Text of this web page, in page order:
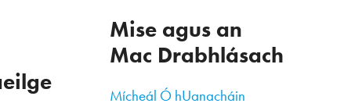
Mise agus an
Mac Drabhlásach
Mícheál Ó hUanacháin